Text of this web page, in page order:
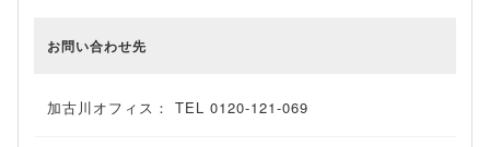
お問い合わせ先
加古川オフィス： TEL 0120-121-069